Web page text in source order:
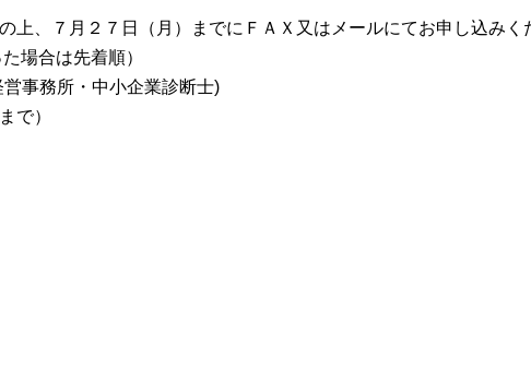
上、７月２７日（月）までにＦＡＸ又はメールにてお申し込みく
場合は先着順）
務所・中小企業診断士)
で）